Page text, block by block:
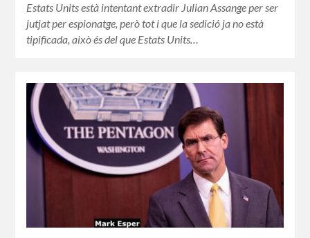
Estats Units està intentant extradir Julian Assange per ser
jutjat per espionatge, però tot i que la sedició ja no està
tipificada, això és del que Estats Units…